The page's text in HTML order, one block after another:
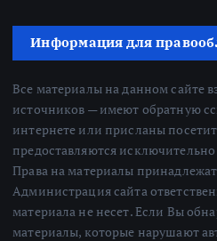
Информация для
Все материалы на данном сайте
источников — имеют обратную
интернете или присланы
предоставляются
Права на материалы
Администрация сайта
материала не несет. Если Вы
материалы, которые нарушают